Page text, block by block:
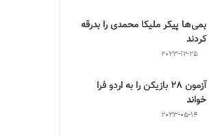
بمی‌ها پیکر ملیکا محمدی را بدرقه
کردند
2023-12-25
آزمون 28 بازیکن را به اردو فرا
خواند
2023-05-14